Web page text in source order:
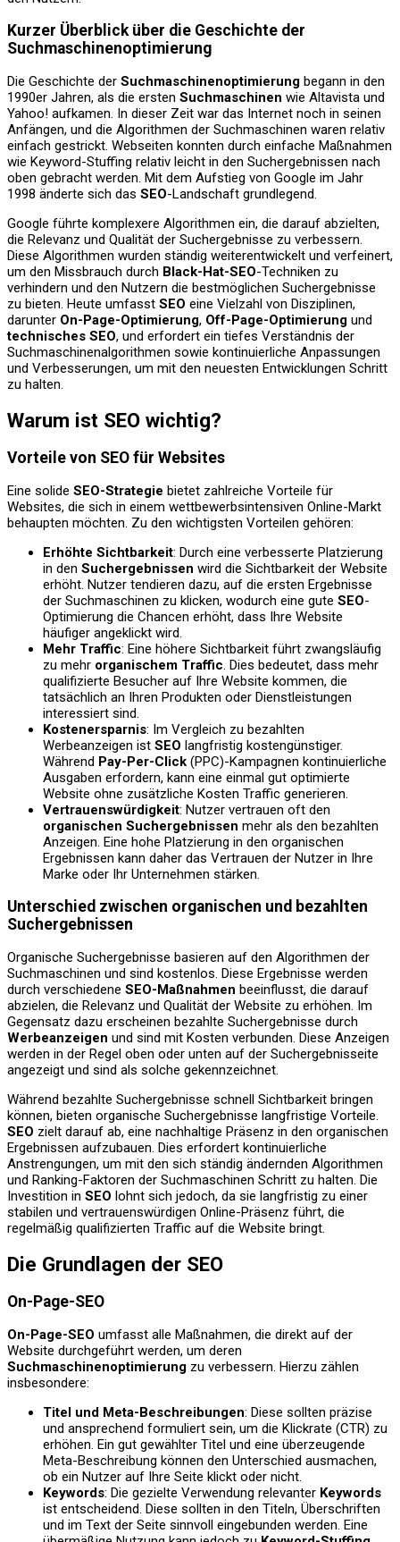
Kurzer Überblick über die Geschichte der
Suchmaschinenoptimierung
Die Geschichte der Suchmaschinenoptimierung begann in den
1990er Jahren, als die ersten Suchmaschinen wie Altavista und
Yahoo! aufkamen. In dieser Zeit war das Internet noch in seinen
Anfängen, und die Algorithmen der Suchmaschinen waren relativ
einfach gestrickt. Webseiten konnten durch einfache Maßnahmen
wie Keyword-Stuffing relativ leicht in den Suchergebnissen nach
oben gebracht werden. Mit dem Aufstieg von Google im Jahr
1998 änderte sich das SEO-Landschaft grundlegend.
Google führte komplexere Algorithmen ein, die darauf abzielten,
die Relevanz und Qualität der Suchergebnisse zu verbessern.
Diese Algorithmen wurden ständig weiterentwickelt und verfeinert,
um den Missbrauch durch Black-Hat-SEO-Techniken zu
verhindern und den Nutzern die bestmöglichen Suchergebnisse
zu bieten. Heute umfasst SEO eine Vielzahl von Disziplinen,
darunter On-Page-Optimierung, Off-Page-Optimierung und
technisches SEO, und erfordert ein tiefes Verständnis der
Suchmaschinenalgorithmen sowie kontinuierliche Anpassungen
und Verbesserungen, um mit den neuesten Entwicklungen Schritt
zu halten.
Warum ist SEO wichtig?
Vorteile von SEO für Websites
Eine solide SEO-Strategie bietet zahlreiche Vorteile für
Websites, die sich in einem wettbewerbsintensiven Online-Markt
behaupten möchten. Zu den wichtigsten Vorteilen gehören:
Erhöhte Sichtbarkeit: Durch eine verbesserte Platzierung
in den Suchergebnissen wird die Sichtbarkeit der Website
erhöht. Nutzer tendieren dazu, auf die ersten Ergebnisse
der Suchmaschinen zu klicken, wodurch eine gute SEO-
Optimierung die Chancen erhöht, dass Ihre Website
häufiger angeklickt wird.
Mehr Traffic: Eine höhere Sichtbarkeit führt zwangsläufig
zu mehr organischem Traffic. Dies bedeutet, dass mehr
qualifizierte Besucher auf Ihre Website kommen, die
tatsächlich an Ihren Produkten oder Dienstleistungen
interessiert sind.
Kostenersparnis: Im Vergleich zu bezahlten
Werbeanzeigen ist SEO langfristig kostengünstiger.
Während Pay-Per-Click (PPC)-Kampagnen kontinuierliche
Ausgaben erfordern, kann eine einmal gut optimierte
Website ohne zusätzliche Kosten Traffic generieren.
Vertrauenswürdigkeit: Nutzer vertrauen oft den
organischen Suchergebnissen mehr als den bezahlten
Anzeigen. Eine hohe Platzierung in den organischen
Ergebnissen kann daher das Vertrauen der Nutzer in Ihre
Marke oder Ihr Unternehmen stärken.
Unterschied zwischen organischen und bezahlten
Suchergebnissen
Organische Suchergebnisse basieren auf den Algorithmen der
Suchmaschinen und sind kostenlos. Diese Ergebnisse werden
durch verschiedene SEO-Maßnahmen beeinflusst, die darauf
abzielen, die Relevanz und Qualität der Website zu erhöhen. Im
Gegensatz dazu erscheinen bezahlte Suchergebnisse durch
Werbeanzeigen und sind mit Kosten verbunden. Diese Anzeigen
werden in der Regel oben oder unten auf der Suchergebnisseite
angezeigt und sind als solche gekennzeichnet.
Während bezahlte Suchergebnisse schnell Sichtbarkeit bringen
können, bieten organische Suchergebnisse langfristige Vorteile.
SEO zielt darauf ab, eine nachhaltige Präsenz in den organischen
Ergebnissen aufzubauen. Dies erfordert kontinuierliche
Anstrengungen, um mit den sich ständig ändernden Algorithmen
und Ranking-Faktoren der Suchmaschinen Schritt zu halten. Die
Investition in SEO lohnt sich jedoch, da sie langfristig zu einer
stabilen und vertrauenswürdigen Online-Präsenz führt, die
regelmäßig qualifizierten Traffic auf die Website bringt.
Die Grundlagen der SEO
On-Page-SEO
On-Page-SEO umfasst alle Maßnahmen, die direkt auf der
Website durchgeführt werden, um deren
Suchmaschinenoptimierung zu verbessern. Hierzu zählen
insbesondere:
Titel und Meta-Beschreibungen: Diese sollten präzise
und ansprechend formuliert sein, um die Klickrate (CTR) zu
erhöhen. Ein gut gewählter Titel und eine überzeugende
Meta-Beschreibung können den Unterschied ausmachen,
ob ein Nutzer auf Ihre Seite klickt oder nicht.
Keywords: Die gezielte Verwendung relevanter Keywords
ist entscheidend. Diese sollten in den Titeln, Überschriften
und im Text der Seite sinnvoll eingebunden werden. Eine